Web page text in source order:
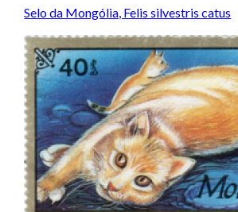
Selo da Mongólia, Felis silvestris catus